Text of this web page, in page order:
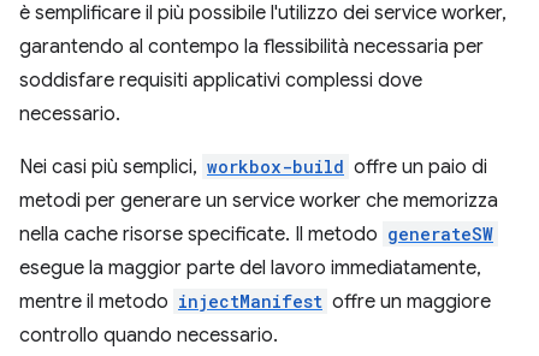
è semplificare il più possibile l'utilizzo dei service worker,
garantendo al contempo la flessibilità necessaria per
soddisfare requisiti applicativi complessi dove
necessario.
Nei casi più semplici, workbox-build offre un paio di
metodi per generare un service worker che memorizza
nella cache risorse specificate. Il metodo generateSW
esegue la maggior parte del lavoro immediatamente,
mentre il metodo injectManifest offre un maggiore
controllo quando necessario.